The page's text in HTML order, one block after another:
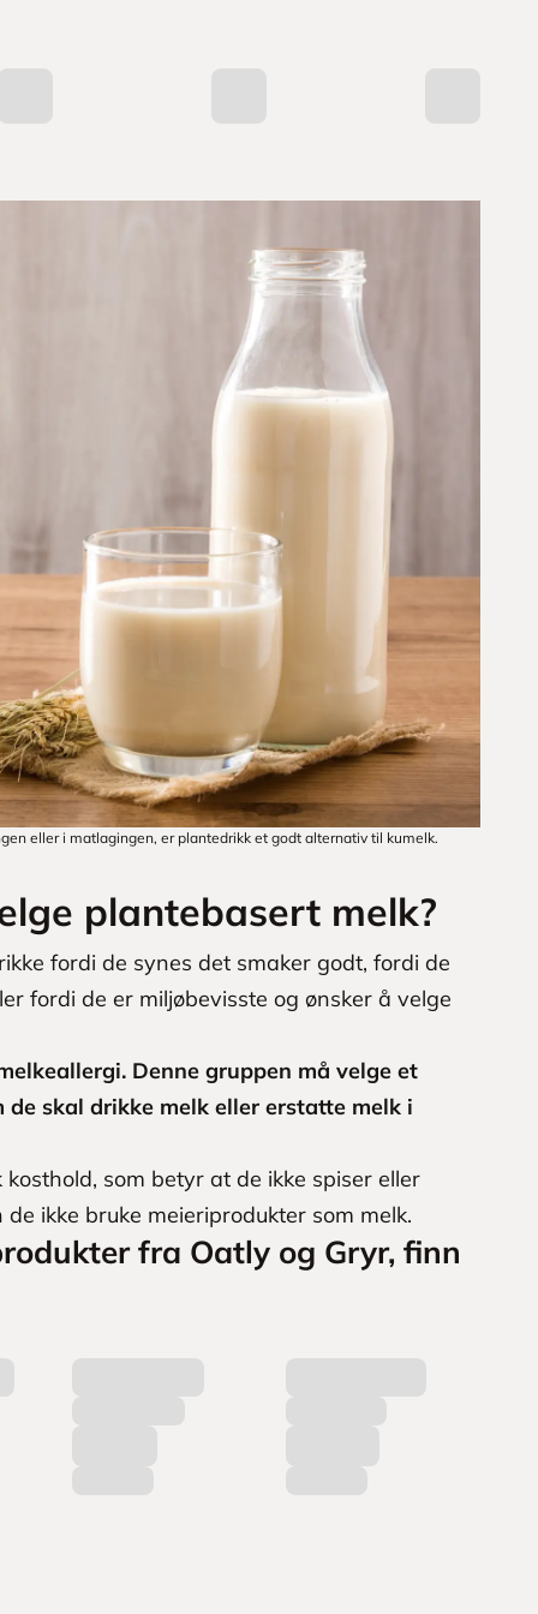
eller i matlagingen, er plantedrikk et godt alternativ til kumelk.
plantebasert melk?
fordi de synes det smaker godt, fordi de
fordi de er miljøbevisste og ønsker å velge
Denne gruppen må velge et
skal drikke melk eller erstatte melk i
som betyr at de ikke spiser eller
ikke bruke meieriprodukter som melk.
fra Oatly og Gryr, finn